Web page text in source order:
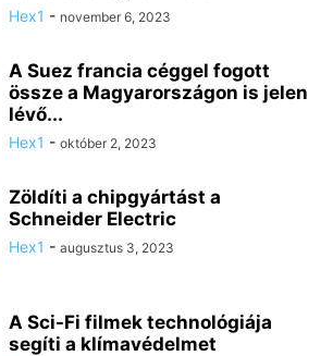
Hex1 - november 6, 2023
A Suez francia céggel fogott
össze a Magyarországon is jelen
lévő...
Hex1 - október 2, 2023
Zöldíti a chipgyártást a
Schneider Electric
Hex1 - augusztus 3, 2023
A Sci-Fi filmek technológiája
segíti a klímavédelmet